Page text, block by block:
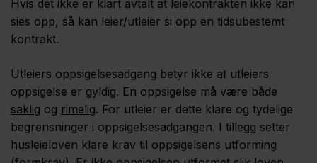
Hvis det ikke er klart avtalt at leiekontrakten ikke kan
sies opp, så kan leier/utleier si opp en tidsubestemt
kontrakt.
Utleiers oppsigelsesadgang betyr ikke at utleiers
oppsigelse er gyldig. En opp­sigelse må være både
saklig og rimelig. For utleier er dette klare og tydelige
begrensninger i oppsigelsesadgangen. I tillegg setter
husleieloven klare krav til oppsigelsens utforming